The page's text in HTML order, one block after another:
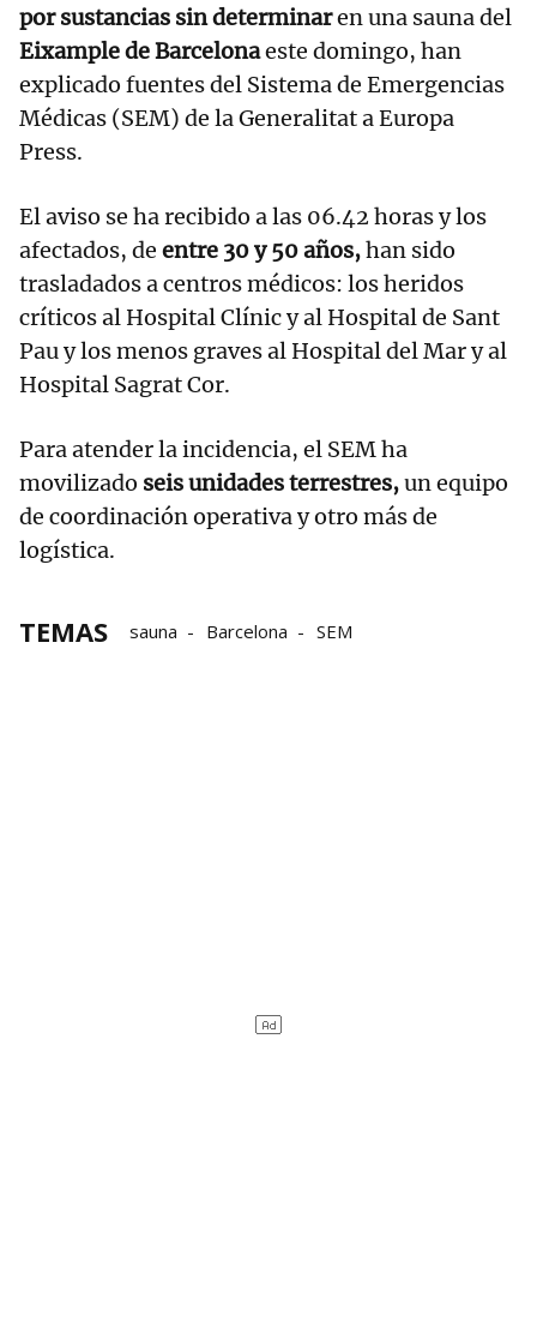
por sustancias sin determinaren una sauna del
Eixample de Barcelonaeste domingo, han
explicado fuentes del Sistema de Emergencias
Médicas (SEM) de la Generalitat a Europa
Press.
El aviso se ha recibido a las 06.42 horas y los
afectados, de entre 30 y 50 años,han sido
trasladados a centros médicos: los heridos
críticos al Hospital Clínic y al Hospital de Sant
Pau y los menos graves al Hospital del Mar y al
Hospital Sagrat Cor.
Para atender la incidencia, el SEM ha
movilizado seis unidades terrestres,un equipo
de coordinación operativa y otro más de
logística.
TEMAS sauna Barcelona SEM